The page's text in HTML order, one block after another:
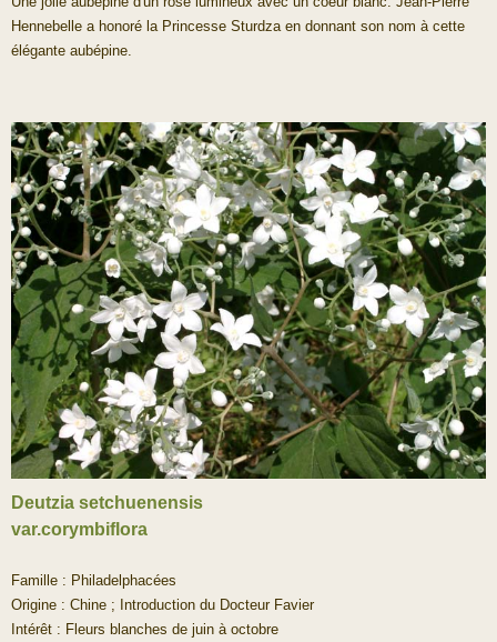
Hennebelle a honoré la Princesse Sturdza en donnant son nom à cette
élégante aubépine.
Deutzia setchuenensis
var.corymbiflora
Famille : Philadelphacées
Origine : Chine ; Introduction du Docteur Favier
Intérêt : Fleurs blanches de juin à octobre